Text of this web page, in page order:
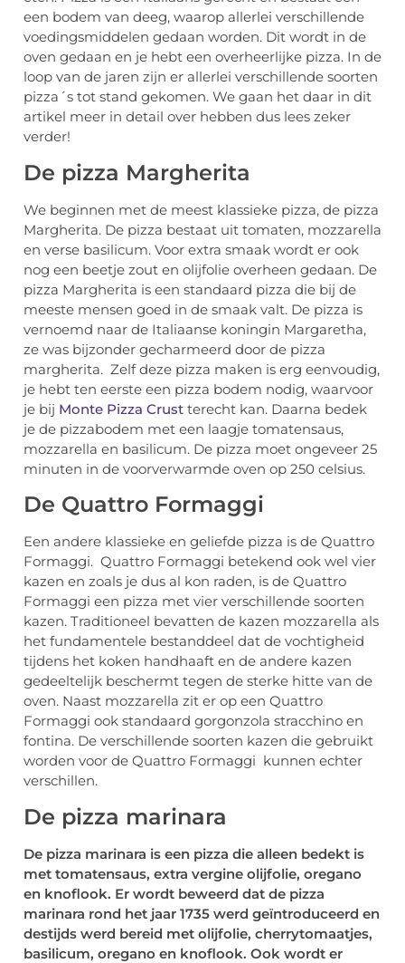
een bodem van deeg, waarop allerlei verschillende
voedingsmiddelen gedaan worden. Dit wordt in de
oven gedaan en je hebt een overheerlijke pizza. In de
loop van de jaren zijn er allerlei verschillende soorten
pizza´s tot stand gekomen. We gaan het daar in dit
artikel meer in detail over hebben dus lees zeker
verder!
De pizza Margherita
We beginnen met de meest klassieke pizza, de pizza
Margherita. De pizza bestaat uit tomaten, mozzarella
en verse basilicum. Voor extra smaak wordt er ook
nog een beetje zout en olijfolie overheen gedaan. De
pizza Margherita is een standaard pizza die bij de
meeste mensen goed in de smaak valt. De pizza is
vernoemd naar de Italiaanse koningin Margaretha,
ze was bijzonder gecharmeerd door de pizza
margherita. Zelf deze pizza maken is erg eenvoudig,
je hebt ten eerste een pizza bodem nodig, waarvoor
je bij Monte Pizza Crust terecht kan. Daarna bedek
je de pizzabodem met een laagje tomatensaus,
mozzarella en basilicum. De pizza moet ongeveer 25
minuten in de voorverwarmde oven op 250 celsius.
De Quattro Formaggi
Een andere klassieke en geliefde pizza is de Quattro
Formaggi. Quattro Formaggi betekend ook wel vier
kazen en zoals je dus al kon raden, is de Quattro
Formaggi een pizza met vier verschillende soorten
kazen. Traditioneel bevatten de kazen mozzarella als
het fundamentele bestanddeel dat de vochtigheid
tijdens het koken handhaaft en de andere kazen
gedeeltelijk beschermt tegen de sterke hitte van de
oven. Naast mozzarella zit er op een Quattro
Formaggi ook standaard gorgonzola stracchino en
fontina. De verschillende soorten kazen die gebruikt
worden voor de Quattro Formaggi kunnen echter
verschillen.
De pizza marinara
De pizza marinara is een pizza die alleen bedekt is
met tomatensaus, extra vergine olijfolie, oregano
en knoflook. Er wordt beweerd dat de pizza
marinara rond het jaar 1735 werd geïntroduceerd en
destijds werd bereid met olijfolie, cherrytomaatjes,
basilicum, oregano en knoflook. Ook wordt er